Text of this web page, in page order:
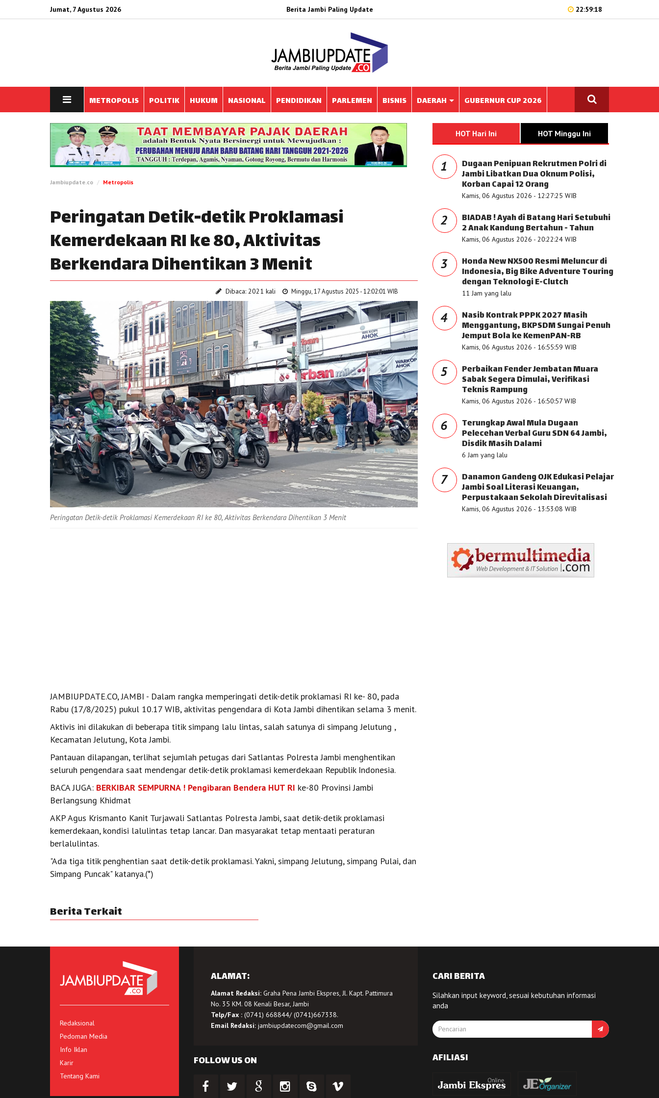
Jumat, 7 Agustus 2026 Berita Jambi Paling Update 22:59:18
METROPOLIS POLITIK HUKUM NASIONAL PENDIDIKAN PARLEMEN BISNIS DAERAH GUBERNUR CUP 2026
Jambiupdate.co Metropolis
Peringatan Detik-detik Proklamasi
Kemerdekaan RI ke 80, Aktivitas
Berkendara Dihentikan 3 Menit
Dibaca: 2021 kali Minggu, 17 Agustus 2025 - 12:02:01 WIB
Peringatan Detik-detik Proklamasi Kemerdekaan RI ke 80, Aktivitas Berkendara Dihentikan 3 Menit
JAMBIUPDATE.CO, JAMBI - Dalam rangka memperingati detik-detik proklamasi RI ke- 80, pada
Rabu (17/8/2025) pukul 10.17 WIB, aktivitas pengendara di Kota Jambi dihentikan selama 3 menit.
Aktivis ini dilakukan di beberapa titik simpang lalu lintas, salah satunya di simpang Jelutung ,
Kecamatan Jelutung, Kota Jambi.
Pantauan dilapangan, terlihat sejumlah petugas dari Satlantas Polresta Jambi menghentikan
seluruh pengendara saat mendengar detik-detik proklamasi kemerdekaan Republik Indonesia.
BACA JUGA: BERKIBAR SEMPURNA ! Pengibaran Bendera HUT RI ke-80 Provinsi Jambi
Berlangsung Khidmat
AKP Agus Krismanto Kanit Turjawali Satlantas Polresta Jambi, saat detik-detik proklamasi
kemerdekaan, kondisi lalulintas tetap lancar. Dan masyarakat tetap mentaati peraturan
berlalulintas.
"Ada tiga titik penghentian saat detik-detik proklamasi. Yakni, simpang Jelutung, simpang Pulai, dan
Simpang Puncak" katanya.(*)
Berita Terkait
HOT Hari Ini HOT Minggu Ini
1 Dugaan Penipuan Rekrutmen Polri di
Jambi Libatkan Dua Oknum Polisi,
Korban Capai 12 Orang
Kamis, 06 Agustus 2026 - 12:27:25 WIB
2 BIADAB ! Ayah di Batang Hari Setubuhi
2 Anak Kandung Bertahun - Tahun
Kamis, 06 Agustus 2026 - 20:22:24 WIB
3 Honda New NX500 Resmi Meluncur di
Indonesia, Big Bike Adventure Touring
dengan Teknologi E-Clutch
11 Jam yang lalu
4 Nasib Kontrak PPPK 2027 Masih
Menggantung, BKPSDM Sungai Penuh
Jemput Bola ke KemenPAN-RB
Kamis, 06 Agustus 2026 - 16:55:59 WIB
5 Perbaikan Fender Jembatan Muara
Sabak Segera Dimulai, Verifikasi
Teknis Rampung
Kamis, 06 Agustus 2026 - 16:50:57 WIB
6 Terungkap Awal Mula Dugaan
Pelecehan Verbal Guru SDN 64 Jambi,
Disdik Masih Dalami
6 Jam yang lalu
7 Danamon Gandeng OJK Edukasi Pelajar
Jambi Soal Literasi Keuangan,
Perpustakaan Sekolah Direvitalisasi
Kamis, 06 Agustus 2026 - 13:53:08 WIB
Redaksional
Pedoman Media
Info Iklan
Karir
Tentang Kami
ALAMAT:
Alamat Redaksi:Graha Pena Jambi Ekspres, Jl. Kapt. Pattimura
No. 35 KM. 08 Kenali Besar, Jambi
Telp/Fax :(0741) 668844/ (0741)667338.
Email Redaksi: jambiupdatecom@gmail.com
FOLLOW US ON
CARI BERITA
Silahkan input keyword, sesuai kebutuhan informasi
anda
AFILIASI